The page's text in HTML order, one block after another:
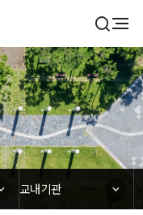
검
열
기
전
체
메
뉴
닫힘
교내기관